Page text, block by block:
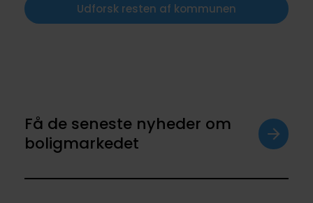
Udforsk resten af kommunen
Få de seneste nyheder om
boligmarkedet